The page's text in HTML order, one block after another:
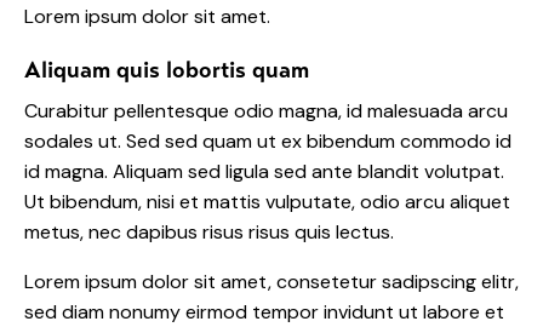
Lorem ipsum dolor sit amet.
Aliquam quis lobortis quam
Curabitur pellentesque odio magna, id malesuada arcu
sodales ut. Sed sed quam ut ex bibendum commodo id
id magna. Aliquam sed ligula sed ante blandit volutpat.
Ut bibendum, nisi et mattis vulputate, odio arcu aliquet
metus, nec dapibus risus risus quis lectus.
Lorem ipsum dolor sit amet, consetetur sadipscing elitr,
sed diam nonumy eirmod tempor invidunt ut labore et